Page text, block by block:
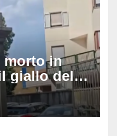
morto in
giallo della